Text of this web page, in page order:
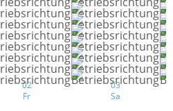
02
Fr
03
Sa